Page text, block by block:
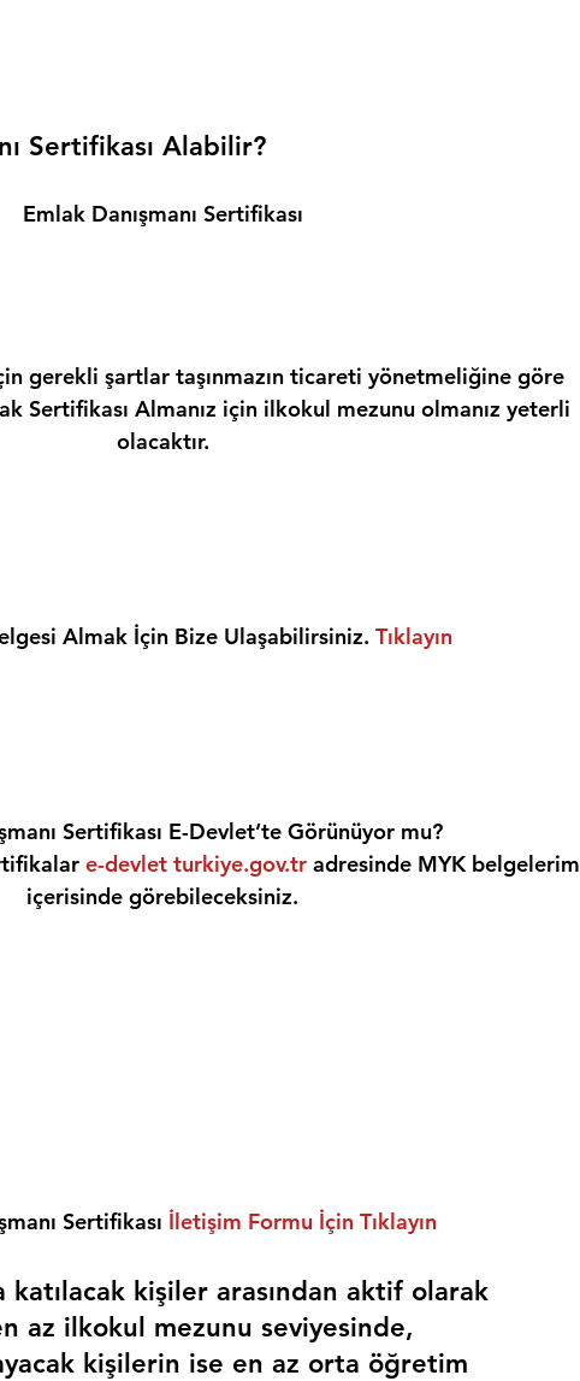
Sertifikası Alabilir?
Emlak Danışmanı Sertifikası
gerekli şartlar taşınmazın ticareti yönetmeliğine göre
Sertifikası Almanız için ilkokul mezunu olmanız yeterli
olacaktır.
Almak İçin Bize Ulaşabilirsiniz. Tıklayın
Sertifikası E-Devlet’te Görünüyor mu?
e-devlet turkiye.gov.tr adresinde MYK belgelerim
içerisinde görebileceksiniz.
Sertifikası İletişim Formu İçin Tıklayın
katılacak kişiler arasından aktif olarak
az ilkokul mezunu seviyesinde,
kişilerin ise en az orta öğretim